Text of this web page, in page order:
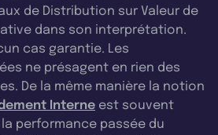
de Distribution sur Valeur de
dans son interprétation.
cas garantie. Les
ne présagent en rien des
De la même manière la notion
Interne est souvent
performance passée du